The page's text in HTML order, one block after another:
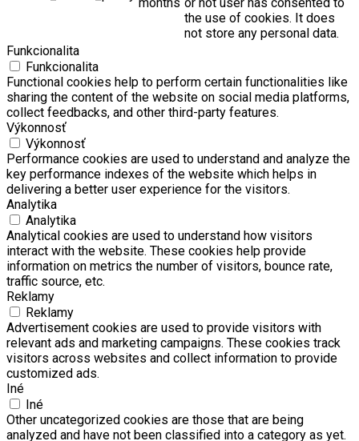
the use of cookies. It does
not store any personal data.
Funkcionalita
Funkcionalita
Functional cookies help to perform certain functionalities like
sharing the content of the website on social media platforms,
collect feedbacks, and other third-party features.
Výkonnosť
Výkonnosť
Performance cookies are used to understand and analyze the
key performance indexes of the website which helps in
delivering a better user experience for the visitors.
Analytika
Analytika
Analytical cookies are used to understand how visitors
interact with the website. These cookies help provide
information on metrics the number of visitors, bounce rate,
traffic source, etc.
Reklamy
Reklamy
Advertisement cookies are used to provide visitors with
relevant ads and marketing campaigns. These cookies track
visitors across websites and collect information to provide
customized ads.
Iné
Iné
Other uncategorized cookies are those that are being
analyzed and have not been classified into a category as yet.